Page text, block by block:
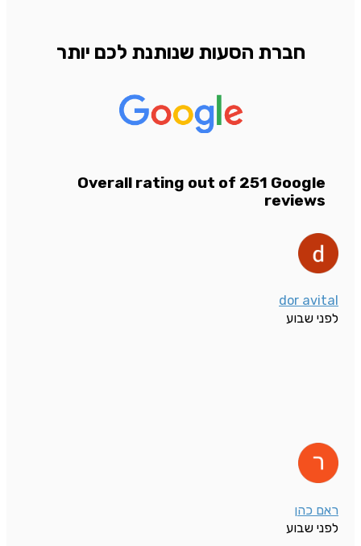
חברת הסעות שנותנת לכם יותר
Overall rating out of 251 Google
reviews
dor avital
לפני שבוע
ראם כהן
לפני שבוע